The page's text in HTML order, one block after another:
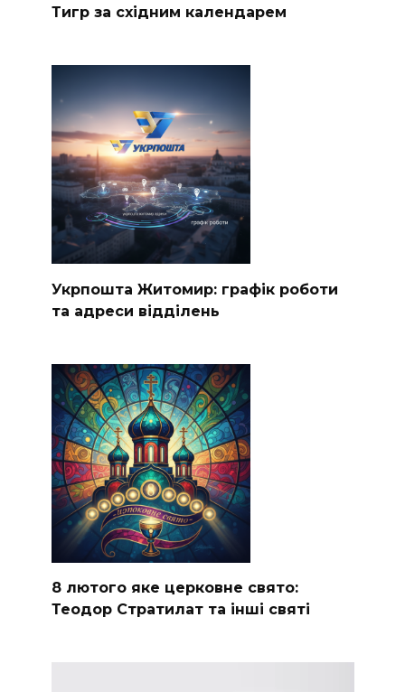
Тигр за східним календарем
Укрпошта Житомир: графік роботи
та адреси відділень
8 лютого яке церковне свято:
Теодор Стратилат та інші святі